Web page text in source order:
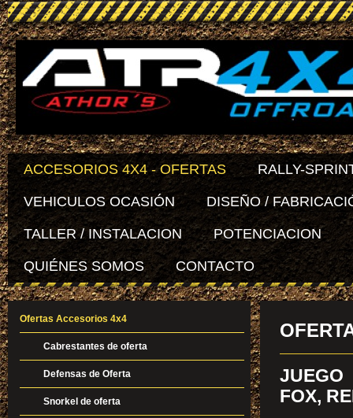
ACCESORIOS 4X4 - OFERTAS RALLY-
VEHICULOS OCASIÓN DISEÑO /
TALLER / INSTALACION POTENCIACION
QUIÉNES SOMOS CONTACTO
JUEGO
FOX,
Ofertas Accesorios 4x4
Cabrestantes de oferta
Defensas de Oferta
Snorkel de oferta